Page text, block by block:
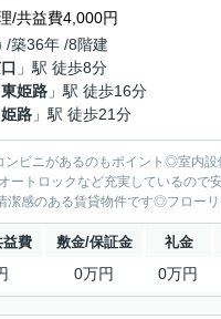
/共益費4,000円
/築36年 /8階建
」駅 徒歩8分
東姫路 」駅 徒歩16分
姫路 」駅 徒歩21分
ビニがあるのもポイント◎室内
トロックなど充実しているの
感のある賃貸物件です◎フロー
費 敷金/保証金 礼金
0万円 0万円